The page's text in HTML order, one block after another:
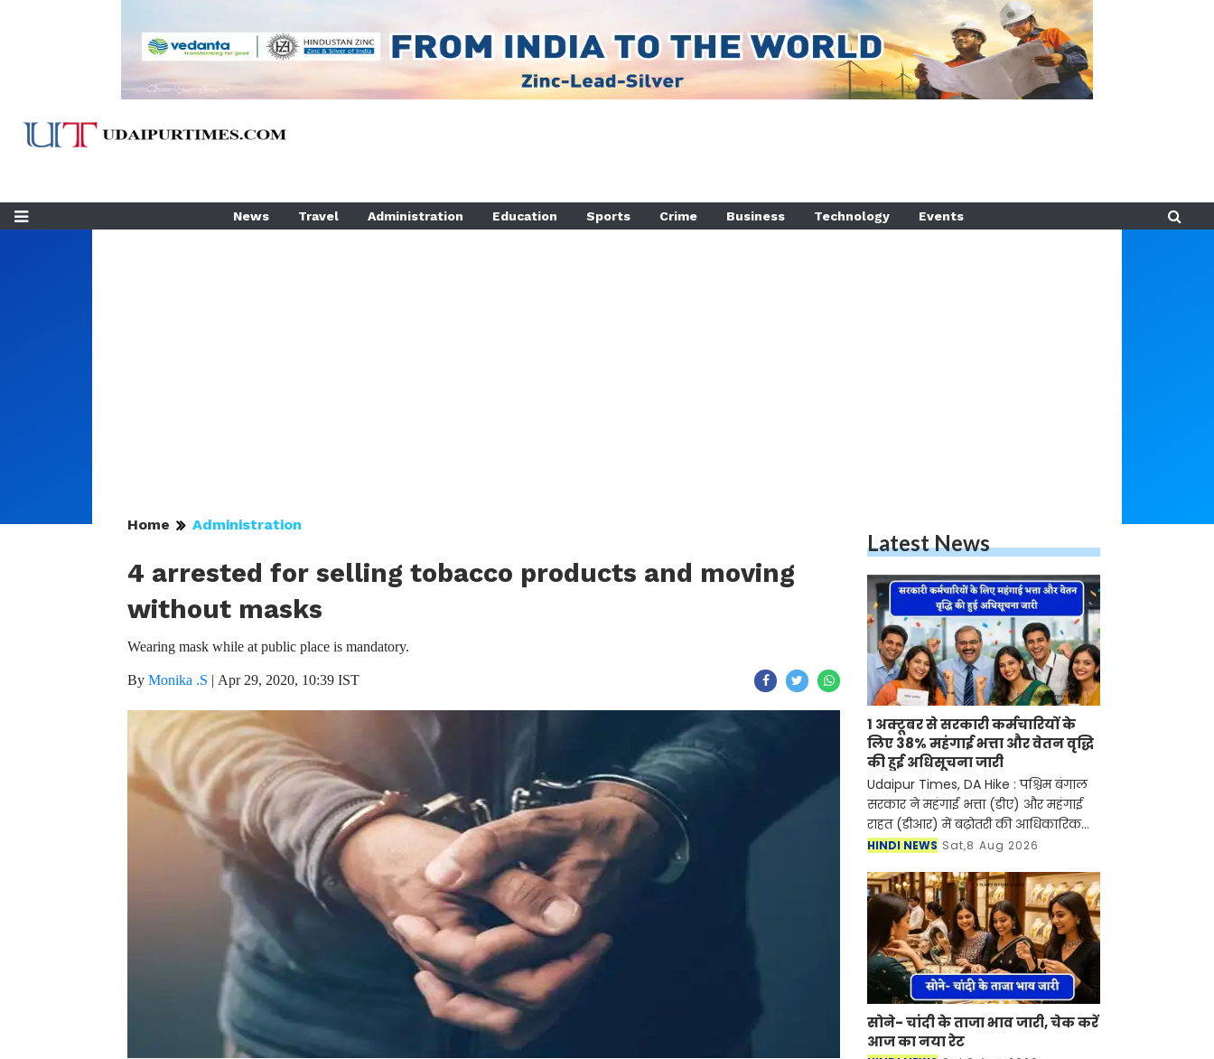
News Travel Administration Education Sports Crime Business Technology Events
Home Administration
4 arrested for selling tobacco products and moving
without masks
Wearing mask while at public place is mandatory.
By Monika .S | Apr 29, 2020, 10:39 IST
Latest News
1 अक्टूबर से सरकारी कर्मचारियों के
लिए 38% महंगाई भत्ता और वेतन वृद्धि
की हुई अधिसूचना जारी
Udaipur Times, DA Hike : पश्चिम बंगाल
सरकार ने महंगाई भत्ता (डीए) और महंगाई
राहत (डीआर) में बढ़ोतरी की आधिकारिक
अधिसूचना जारी कर 1 अक्टूबर से दोनों को
मुख्यमंत्री सु
HINDI NEWS Sat,8 Aug 2026
सोने- चांदी के ताजा भाव जारी, चेक करें
आज का नया रेट